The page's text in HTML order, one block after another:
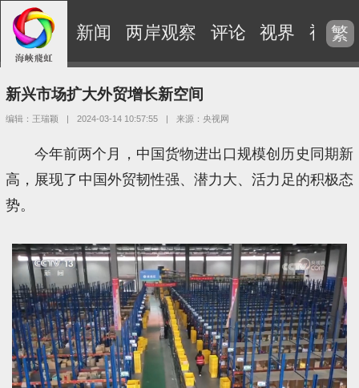
新闻 两岸观察 评论 视界 视频
繁
新兴市场扩大外贸增长新空间
编辑：王瑞颖 | 2024-03-14 10:57:55 | 来源：央视网
今年前两个月，中国货物进出口规模创历史同期新
高，展现了中国外贸韧性强、潜力大、活力足的积极态
势。